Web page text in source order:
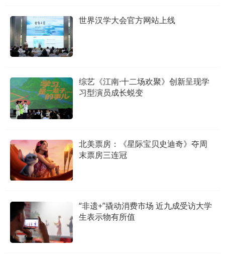
世界汉学大会官方网站上线
综艺《江南·十二场欢聚》创新呈现学
习型演员成长蜕变
北美票房：《星际宝贝史迪奇》夺周
末票房三连冠
“非遗+”撬动消费市场 近九成受访大学
生表示物有所值